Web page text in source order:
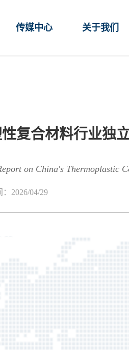
传媒中心 关于我们
复合材料行业独
on China's Thermoplastic
2026/04/29